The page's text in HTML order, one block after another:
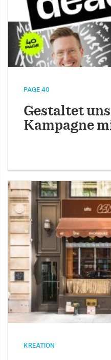
PAGE 40
Gestaltet
Kampagne
KREATION